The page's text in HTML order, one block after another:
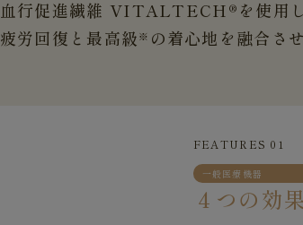
血行促進繊維 VITALTECH®を使用し
疲労回復と最高級※ の着心地を融合さ
FEATURES 01
一般医療機器
４つの効